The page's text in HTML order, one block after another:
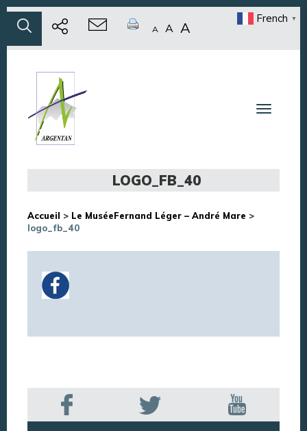
A A A
French ▼
Toggle
LOGO_FB_40
Accueil > Le MuséeFernand Léger – André Mare >
logo_fb_40